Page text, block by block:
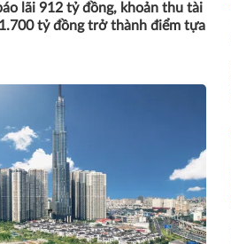
lãi 912 tỷ đồng, khoản thu tài
tỷ đồng trở thành điểm tựa